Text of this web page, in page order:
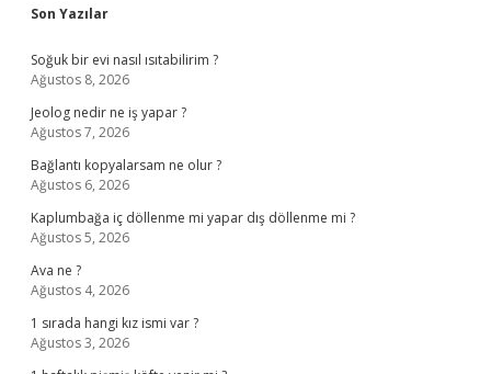
Sidebar
Son Yazılar
Soğuk bir evi nasıl ısıtabilirim ?
Ağustos 8, 2026
Jeolog nedir ne iş yapar ?
Ağustos 7, 2026
Bağlantı kopyalarsam ne olur ?
Ağustos 6, 2026
Kaplumbağa iç döllenme mi yapar dış döllenme mi ?
Ağustos 5, 2026
Ava ne ?
Ağustos 4, 2026
1 sırada hangi kız ismi var ?
Ağustos 3, 2026